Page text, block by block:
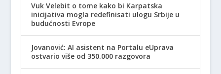
Vuk Velebit o tome kako bi Karpatska
inicijativa mogla redefinisati ulogu Srbije u
budućnosti Evrope
Jovanović: AI asistent na Portalu eUprava
ostvario više od 350.000 razgovora